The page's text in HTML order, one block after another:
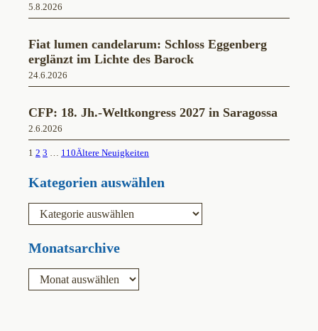
5.8.2026
Fiat lumen candelarum: Schloss Eggenberg
erglänzt im Lichte des Barock
24.6.2026
CFP: 18. Jh.-Weltkongress 2027 in Saragossa
2.6.2026
1 2 3 … 110Ältere Neuigkeiten
Kategorien auswählen
K
e
g
Monatsarchive